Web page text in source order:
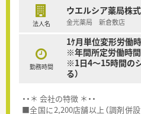
法人名
ウエルシア薬局株
金光薬局 新倉敷店
勤務時間
1ｹ月単位変形労働
※年間所定労働時
※1日4～15時間の
る）
・・＊ 会社の特徴 ＊・・
■全国に2,200店舗以上（調剤併